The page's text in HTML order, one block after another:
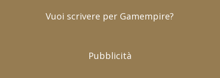
Vuoi scrivere per Gamempire?
Pubblicità